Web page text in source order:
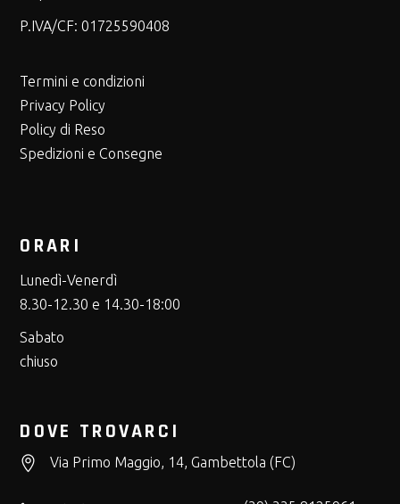
P.IVA/CF:01725590408
Termini e condizioni
Privacy Policy
Policy di Reso
Spedizioni e Consegne
ORARI
Lunedì-Venerdì
8.30-12.30 e 14.30-18:00
Sabato
chiuso
DOVE TROVARCI
Via Primo Maggio, 14, Gambettola (FC)